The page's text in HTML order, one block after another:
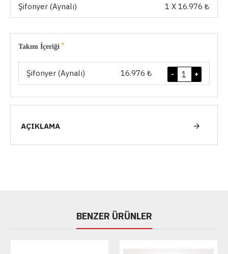
Şifonyer (Aynalı)
1 X 16.976 ₺
Takım İçeriği
Şifonyer (Aynalı) 16.976 ₺ +
-
AÇIKLAMA
BENZER ÜRÜNLER